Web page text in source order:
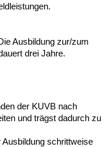
Ausbildung zur/zum
drei Jahre.
der KUVB nach
und trägst dadurch zu
schrittweise